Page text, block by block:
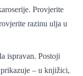
Provjerite
razinu ulja u
ispravan. Postoji
– u knjižici,